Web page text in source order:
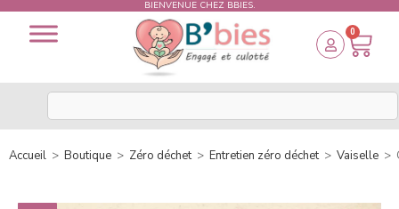
BIENVENUE CHEZ BBIES.
0
Accueil > Boutique > Zéro déchet > Entretien zéro déchet > Vaiselle >